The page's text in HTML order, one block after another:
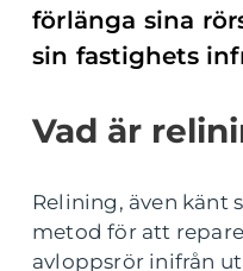
förlänga sina
sin fastighets
Vad är
Relining, även känt
metod för att
avloppsrör inifrån